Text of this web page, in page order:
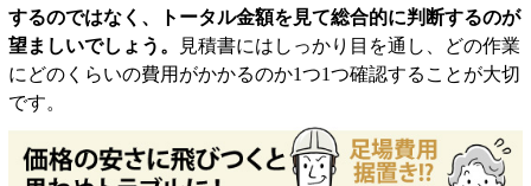
するのではなく、トータル金額を見て総合的に判断するのが
望ましいでしょう。
見積書にはしっかり目を通し、どの作業
にどのくらいの費用がかかるのか1つ1つ確認することが大切
です。